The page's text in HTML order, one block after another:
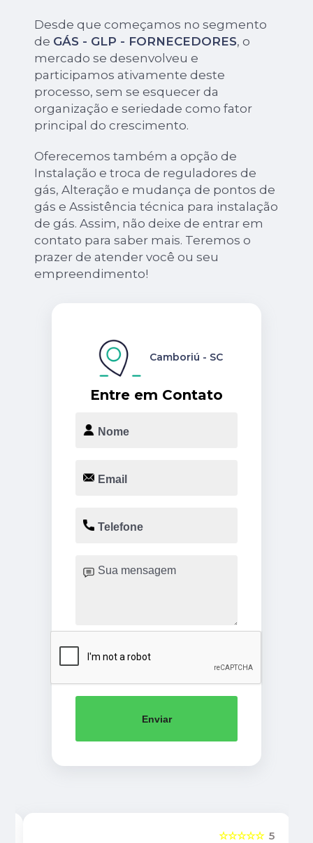
Desde que começamos no segmento
de GÁS - GLP - FORNECEDORES, o
mercado se desenvolveu e
participamos ativamente deste
processo, sem se esquecer da
organização e seriedade como fator
principal do crescimento.
Oferecemos também a opção de
Instalação e troca de reguladores de
gás, Alteração e mudança de pontos de
gás e Assistência técnica para instalação
de gás. Assim, não deixe de entrar em
contato para saber mais. Teremos o
prazer de atender você ou seu
empreendimento!
Entre em Contato
Camboriú - SC
Enviar
5
☆☆☆☆☆